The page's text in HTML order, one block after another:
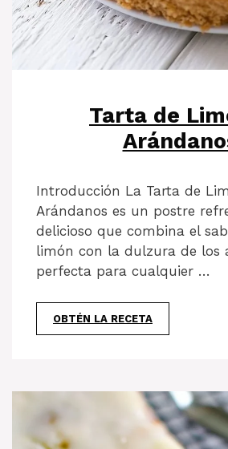
Tarta de
Introducción La Tarta de
Arándanos es un postre
delicioso que combina el
limón con la dulzura de los
perfecta para cualquier …
OBTÉN LA RECETA